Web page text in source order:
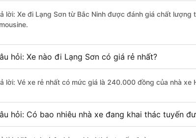
lời: Xe đi Lạng Sơn từ Bắc Ninh được đánh giá chất
hỏi: Xe nào đi Lạng Sơn có giá rẻ nhất?
lời: Vé xe rẻ nhất có mức giá là 240.000 đồng của nhà xe
hỏi: Có bao nhiêu nhà xe đang khai thác tuyến